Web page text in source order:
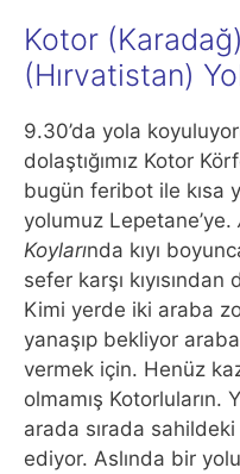
Kotor
(Hırvatistan)
9.30’da yola
dolaştığımız Kotor
bugün feribot ile kısa
yolumuz Lepetane’ye.
Koylarında kıyı
sefer karşı
Kimi yerde iki araba
yanaşıp bekliyor
vermek için. Henüz
olmamış Kotorluların.
arada sırada
ediyor. Aslında bir